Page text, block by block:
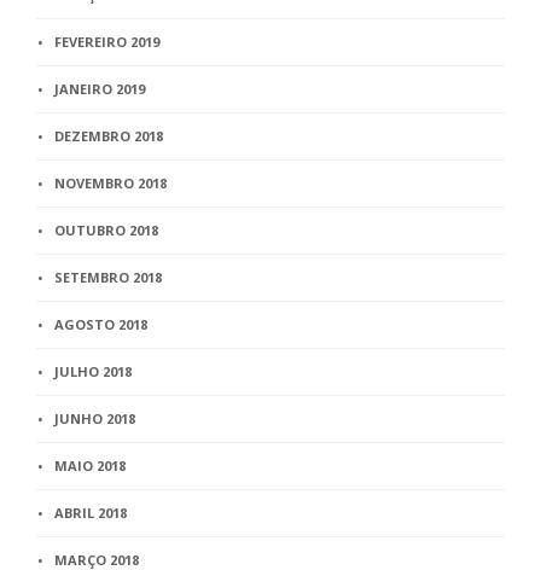
FEVEREIRO 2019
JANEIRO 2019
DEZEMBRO 2018
NOVEMBRO 2018
OUTUBRO 2018
SETEMBRO 2018
AGOSTO 2018
JULHO 2018
JUNHO 2018
MAIO 2018
ABRIL 2018
MARÇO 2018